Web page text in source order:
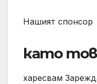
Нашият спонсор
като
харесвам